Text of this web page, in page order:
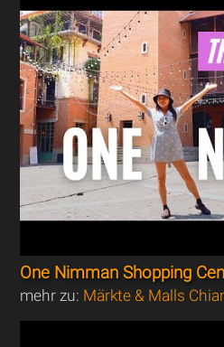
One Nimman Shopping
mehr zu: Märkte & Malls